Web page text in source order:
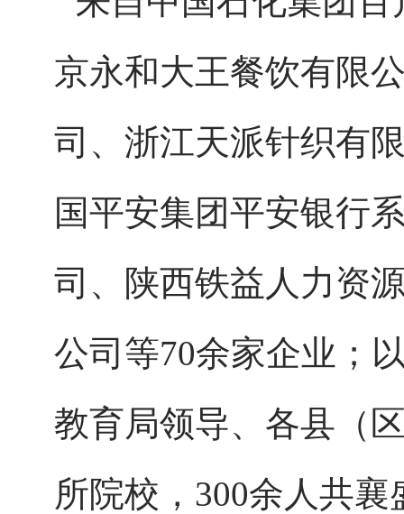
京永和大王餐饮有限
司、浙江天派针织有
国平安集团平安银行
司、陕西铁益人力资
公司等70余家企业；
教育局领导、各县（
所院校，300余人共襄